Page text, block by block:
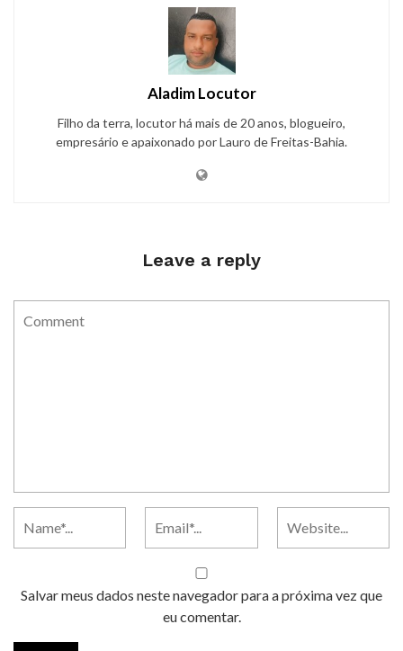
Aladim Locutor
Filho da terra, locutor há mais de 20 anos, blogueiro,
empresário e apaixonado por Lauro de Freitas-Bahia.
Leave a reply
Salvar meus dados neste navegador para a próxima vez que
eu comentar.